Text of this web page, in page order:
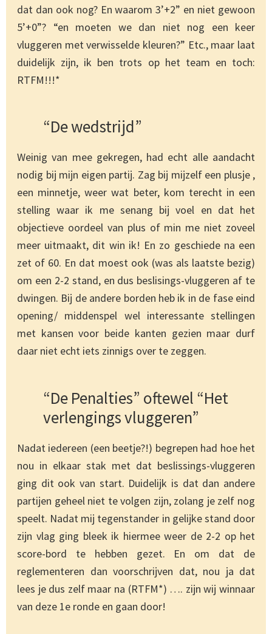
dat dan ook nog? En waarom 3’+2” en niet gewoon
5’+0”? “en moeten we dan niet nog een keer
vluggeren met verwisselde kleuren?” Etc., maar laat
duidelijk zijn, ik ben trots op het team en toch:
RTFM!!!*
“De wedstrijd”
Weinig van mee gekregen, had echt alle aandacht
nodig bij mijn eigen partij. Zag bij mijzelf een plusje ,
een minnetje, weer wat beter, kom terecht in een
stelling waar ik me senang bij voel en dat het
objectieve oordeel van plus of min me niet zoveel
meer uitmaakt, dit win ik! En zo geschiede na een
zet of 60. En dat moest ook (was als laatste bezig)
om een 2-2 stand, en dus beslisings-vluggeren af te
dwingen. Bij de andere borden heb ik in de fase eind
opening/ middenspel wel interessante stellingen
met kansen voor beide kanten gezien maar durf
daar niet echt iets zinnigs over te zeggen.
“De Penalties” oftewel “Het
verlengings vluggeren”
Nadat iedereen (een beetje?!) begrepen had hoe het
nou in elkaar stak met dat beslissings-vluggeren
ging dit ook van start. Duidelijk is dat dan andere
partijen geheel niet te volgen zijn, zolang je zelf nog
speelt. Nadat mij tegenstander in gelijke stand door
zijn vlag ging bleek ik hiermee weer de 2-2 op het
score-bord te hebben gezet. En om dat de
reglementeren dan voorschrijven dat, nou ja dat
lees je dus zelf maar na (RTFM*) …. zijn wij winnaar
van deze 1e ronde en gaan door!